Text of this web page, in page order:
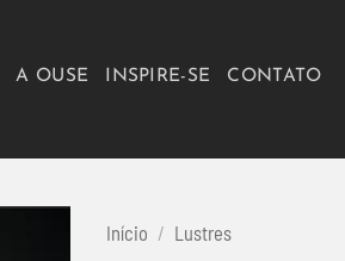
A OUSE INSPIRE-SE CONTATO
Início / Lustres